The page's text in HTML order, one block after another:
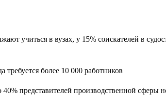
учиться в вузах, у 15% соискателей в
представителей производственной сферы